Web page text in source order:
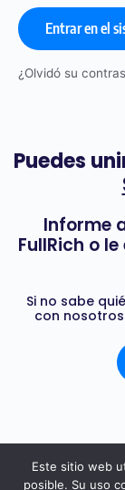
Puedes
Informe
FullRich o
Si no sabe
con
Entrar en el
¿Olvidó su
Este sitio web
posible. Su uso